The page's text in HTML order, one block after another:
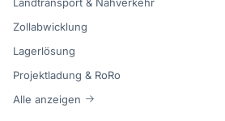
Landtransport & Nahverkehr
Zollabwicklung
Lagerlösung
Projektladung & RoRo
Alle anzeigen